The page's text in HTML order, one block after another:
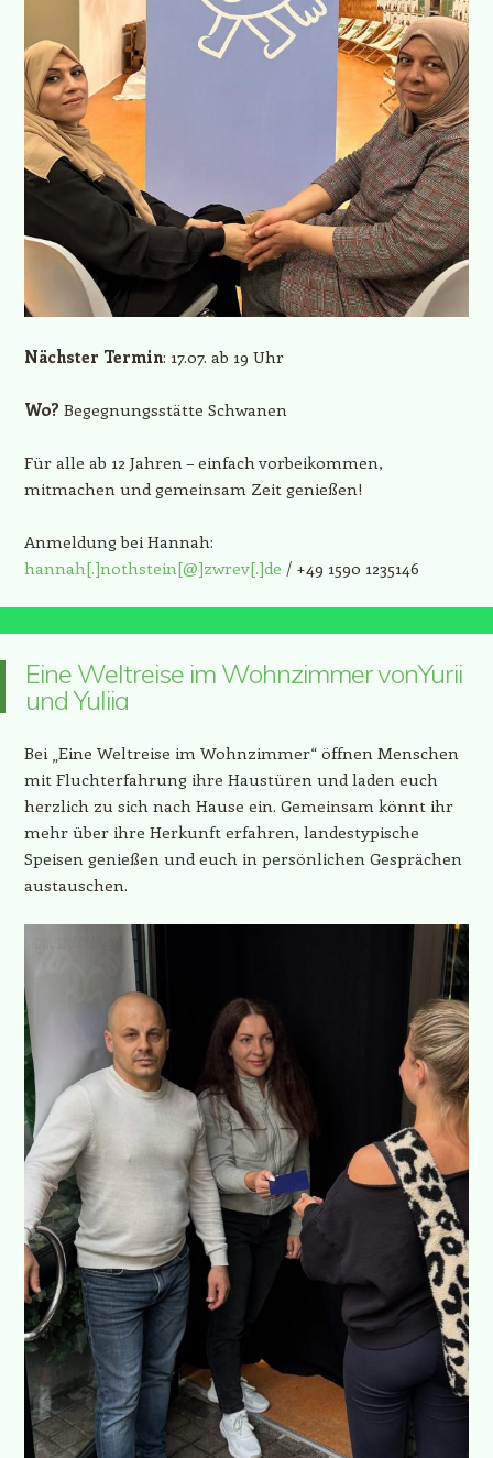
Nächster Termin: 17.07. ab 19 Uhr
Wo? Begegnungsstätte Schwanen
Für alle ab 12 Jahren – einfach vorbeikommen,
mitmachen und gemeinsam Zeit genießen!
Anmeldung bei Hannah:
hannah[.]nothstein[@]zwrev[.]de / +49 1590 1235146
Eine Weltreise im Wohnzimmer vonYurii
und Yuliia
Bei „Eine Weltreise im Wohnzimmer“ öffnen Menschen
mit Fluchterfahrung ihre Haustüren und laden euch
herzlich zu sich nach Hause ein. Gemeinsam könnt ihr
mehr über ihre Herkunft erfahren, landestypische
Speisen genießen und euch in persönlichen Gesprächen
austauschen.